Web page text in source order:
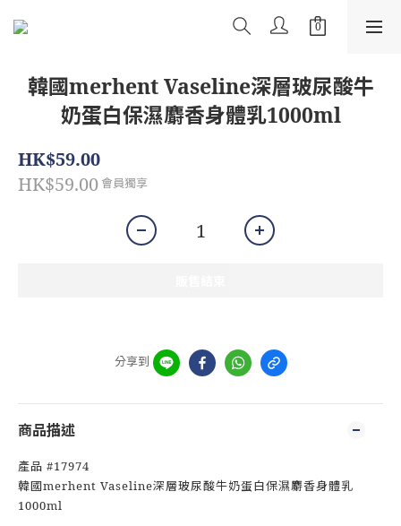
韓國merhent Vaseline深層玻尿酸牛
奶蛋白保濕麝香身體乳1000ml
HK$59.00
HK$59.00 會員獨享
分享到
商品描述
產品 #17974
韓國merhent Vaseline深層玻尿酸牛奶蛋白保濕麝香身體乳
1000ml